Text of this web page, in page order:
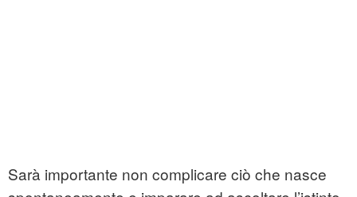
Sarà importante non complicare ciò che nasce